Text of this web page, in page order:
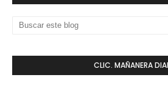
CLIC. MAÑANERA